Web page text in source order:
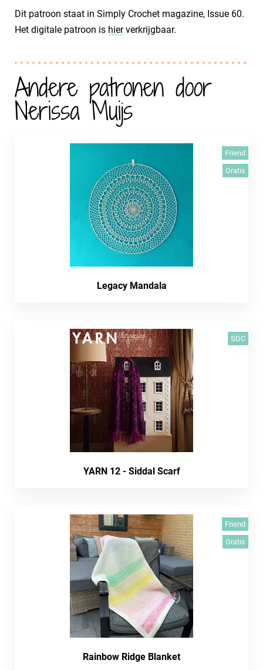
Dit patroon staat in Simply Crochet magazine, Issue 60.
Het digitale patroon is hierverkrijgbaar.
Andere patronen door
Nerissa Muijs
Friend
Gratis
Legacy Mandala
SDC
YARN 12 - Siddal Scarf
Friend
Gratis
Rainbow Ridge Blanket